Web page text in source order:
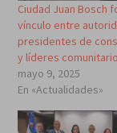
Ciudad Juan Bosch
vínculo entre
presidentes de
y líderes
mayo 9, 2025
En «Actualidades»